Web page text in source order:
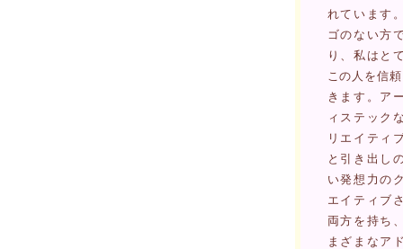
れています
ゴのない方
り、私はと
この人を信
きます。ア
ィステック
リエイティ
と引き出し
い発想力の
エイティブ
両方を持ち
まざまなア